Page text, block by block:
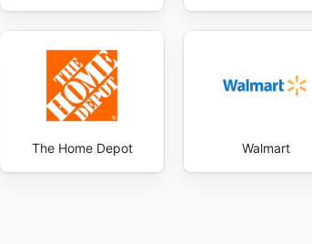
The Home Depot Walmart